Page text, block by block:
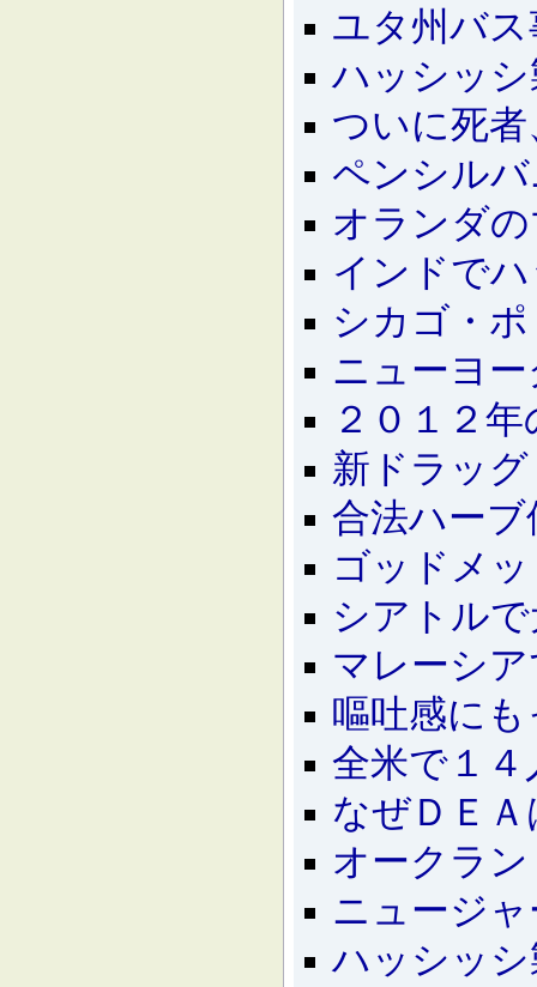
ユタ州バ
ハッシッ
ついに死
ペンシル
オランダ
インドで
シカゴ・
ニューヨ
２０１２
新ドラッ
合法ハー
ゴッドメ
シアトル
マレーシ
嘔吐感に
全米で１
なぜＤＥ
オークラ
ニュージ
ハッシッ